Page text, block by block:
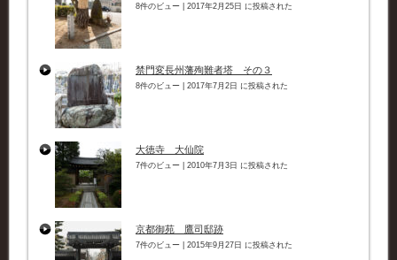
8件のビュー 2017年2月25日 に投稿された
禁門変長州藩殉難者塔 その３
8件のビュー 2017年7月2日 に投稿された
大徳寺 大仙院
7件のビュー 2010年7月3日 に投稿された
京都御苑 鷹司邸跡
7件のビュー 2015年9月27日 に投稿された